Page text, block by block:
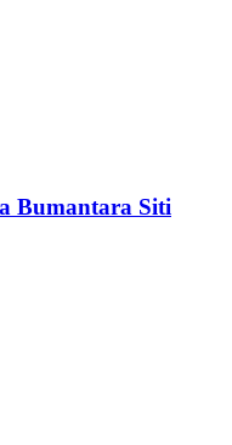
Bumantara Siti